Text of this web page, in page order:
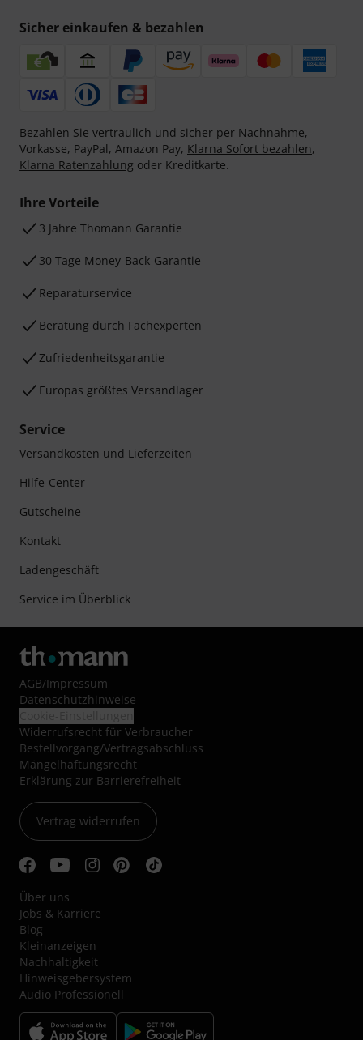
Sicher einkaufen & bezahlen
Bezahlen Sie vertraulich und sicher per Nachnahme,
Vorkasse, PayPal, Amazon Pay, Klarna Sofort bezahlen,
Klarna Ratenzahlung oder Kreditkarte.
Ihre Vorteile
3 Jahre Thomann Garantie
30 Tage Money-Back-Garantie
Reparaturservice
Beratung durch Fachexperten
Zufriedenheitsgarantie
Europas größtes Versandlager
Service
Versandkosten und Lieferzeiten
Hilfe-Center
Gutscheine
Kontakt
Ladengeschäft
Service im Überblick
AGB/Impressum
Datenschutzhinweise
Widerrufsrecht für Verbraucher
Bestellvorgang/Vertragsabschluss
Mängelhaftungsrecht
Erklärung zur Barrierefreiheit
Vertrag widerrufen
Über uns
Jobs & Karriere
Blog
Kleinanzeigen
Nachhaltigkeit
Hinweisgebersystem
Audio Professionell